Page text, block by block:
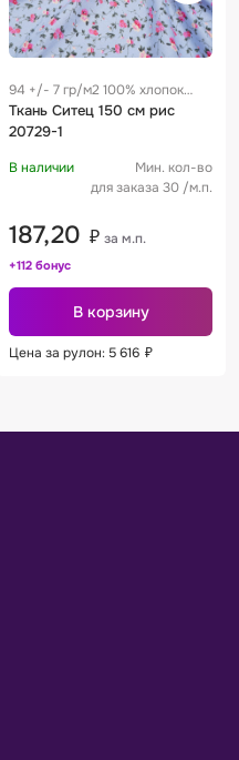
94 +/- 7 гр/м2 100% хлопок
0.28 м
Ткань Ситец 150 см рис
20729-1
В наличии
Мин. кол-во
для заказа 30 /м.п.
187,20 ₽ за м.п.
+112 бонус
В корзину
Цена за рулон: 5 616 ₽